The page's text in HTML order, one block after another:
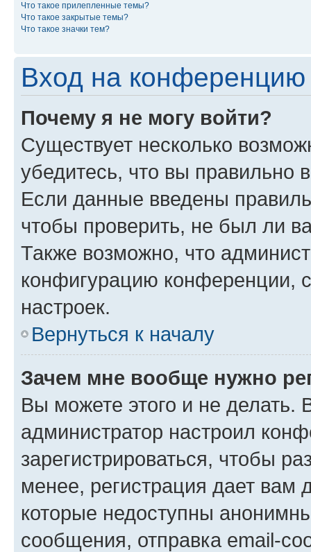
Что такое прилепленные темы?
Что такое закрытые темы?
Что такое значки тем?
Вход на конференцию
Почему я не могу войти?
Существует несколько
убедитесь, что вы правильно
Если данные введены
чтобы проверить, не был ли
Также возможно, что
конфигурацию конференции,
настроек.
Вернуться к началу
Зачем мне вообще нужно
Вы можете этого и не делать.
администратор настроил
зарегистрироваться, чтобы
менее, регистрация дает вам
которые недоступны
сообщения, отправка email-